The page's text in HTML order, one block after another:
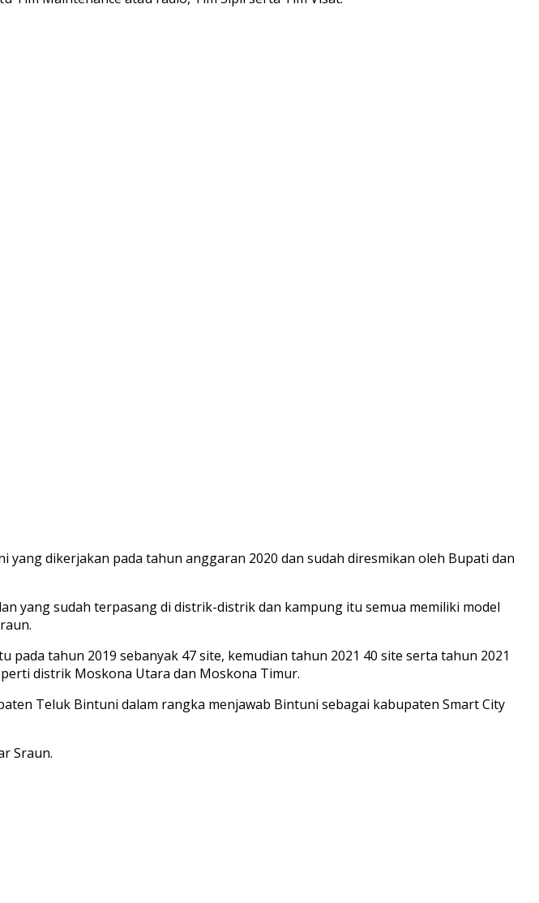
dikerjakan pada tahun anggaran 2020 dan sudah diresmikan oleh Bupati dan
yang sudah terpasang di distrik-distrik dan kampung itu semua memiliki model
tahun 2019 sebanyak 47 site, kemudian tahun 2021 40 site serta tahun 2021
distrik Moskona Utara dan Moskona Timur.
Teluk Bintuni dalam rangka menjawab Bintuni sebagai kabupaten Smart City
Sraun.